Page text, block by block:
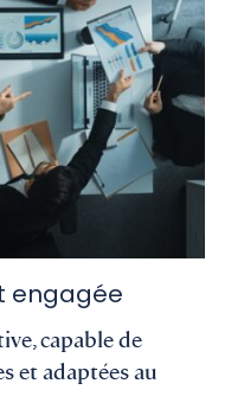
engagée
capable de
et adaptées au